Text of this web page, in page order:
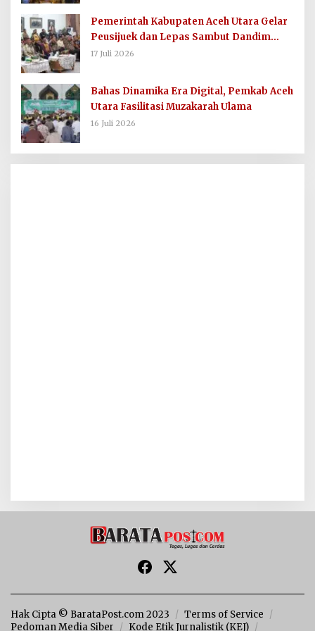
Pemerintah Kabupaten Aceh Utara Gelar
Peusijuek dan Lepas Sambut Dandim
0103/AUT
17 Juli 2026
Bahas Dinamika Era Digital, Pemkab Aceh
Utara Fasilitasi Muzakarah Ulama
16 Juli 2026
Hak Cipta © BarataPost.com 2023
Terms of Service
Pedoman Media Siber
Kode Etik Jurnalistik (KEJ)